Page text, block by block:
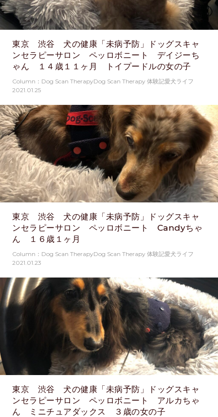
東京 渋谷 犬の健康「未病予防」ドッグスキャ
ンセラピーサロン ペッロボニート デイジーち
ゃん １４歳１１ヶ月 トイプードルの女の子
Column：Dog Scan TherapyDog Scan Therapy 体験記愛犬ライフ
2021.01.25
東京 渋谷 犬の健康「未病予防」ドッグスキャ
ンセラピーサロン ペッロボニート Candyちゃ
ん １６歳１ヶ月
Column：Dog Scan TherapyDog Scan Therapy 体験記愛犬ライフ
2021.01.23
東京 渋谷 犬の健康「未病予防」ドッグスキャ
ンセラピーサロン ペッロボニート アルカちゃ
ん ミニチュアダックス ３歳の女の子